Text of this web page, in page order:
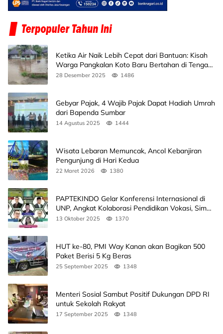
Ketika Air Naik Lebih Cepat dari Bantuan: Kisah
Warga Pangkalan Koto Baru Bertahan di Tengah
Banjir
28 Desember 2025 1486
Gebyar Pajak, 4 Wajib Pajak Dapat Hadiah Umrah
dari Bapenda Sumbar
14 Agustus 2025 1444
Wisata Lebaran Memuncak, Ancol Kebanjiran
Pengunjung di Hari Kedua
22 Maret 2026 1380
PAPTEKINDO Gelar Konferensi Internasional di
UNP, Angkat Kolaborasi Pendidikan Vokasi, Simak
Agendanya
13 Oktober 2025 1370
HUT ke-80, PMI Way Kanan akan Bagikan 500
Paket Berisi 5 Kg Beras
25 September 2025 1348
Menteri Sosial Sambut Positif Dukungan DPD RI
untuk Sekolah Rakyat
17 September 2025 1348